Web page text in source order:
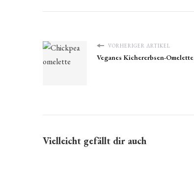
VORHERIGER ARTIKEL
Veganes Kichererbsen-Omelette
Vielleicht gefällt dir auch